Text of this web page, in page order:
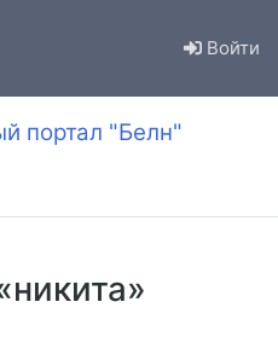
Войти
портал "Белн"